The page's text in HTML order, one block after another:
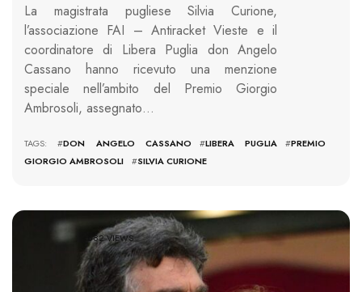
La magistrata pugliese Silvia Curione,
l’associazione FAI – Antiracket Vieste e il
coordinatore di Libera Puglia don Angelo
Cassano hanno ricevuto una menzione
speciale nell’ambito del Premio Giorgio
Ambrosoli, assegnato…
TAGS: #DON ANGELO CASSANO #LIBERA PUGLIA #PREMIO
GIORGIO AMBROSOLI
#SILVIA CURIONE
682 VIEWS